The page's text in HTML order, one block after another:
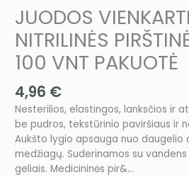
JUODOS
NITRILINĖS
100 VNT PAKUOTĖ
4,96 €
Nesterilios, elastingos, lanksčios ir
be pudros, tekstūrinio paviršiaus ir
Aukšto lygio apsauga nuo daugelio
medžiagų. Suderinamos su
geliais. Medicininės pir&…